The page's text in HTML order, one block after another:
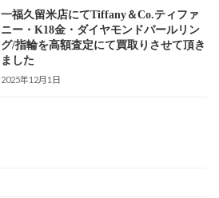
一福久留米店にてTiffany＆Co.ティファ
ニー・K18金・ダイヤモンドパールリン
グ/指輪を高額査定にて買取りさせて頂き
ました
2025年12月1日